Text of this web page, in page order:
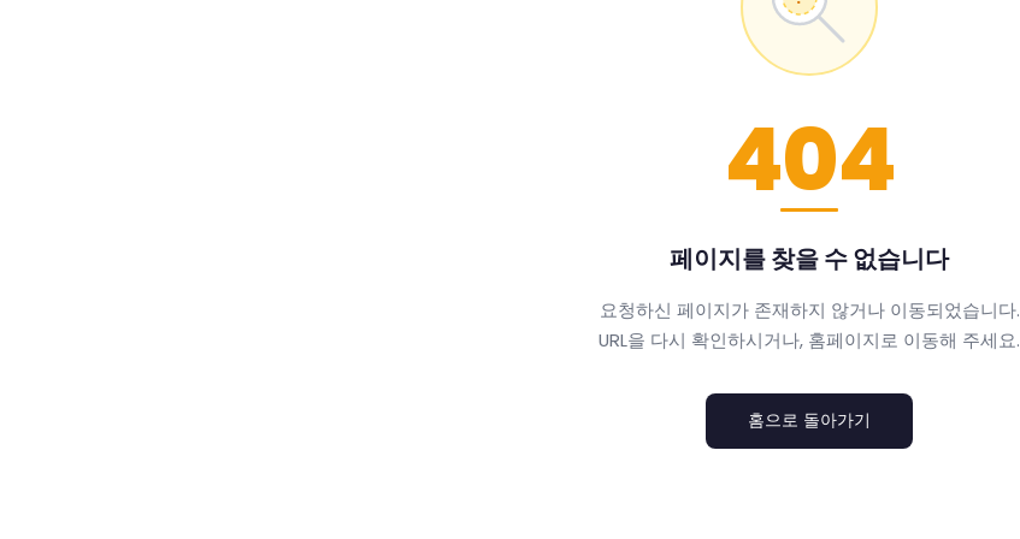
404
페이지를 찾을 수 없습니다
요청하신 페이지가 존재하지 않거나 이동되었습니다.
URL을 다시 확인하시거나, 홈페이지로 이동해 주세요.
홈으로 돌아가기